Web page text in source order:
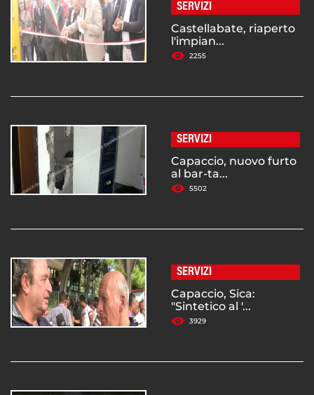
SERVIZI
Castellabate, riaperto
l'impian...
2255
SERVIZI
Capaccio, nuovo furto
al bar-ta...
5502
SERVIZI
Capaccio, Sica:
"Sintetico al '...
3929